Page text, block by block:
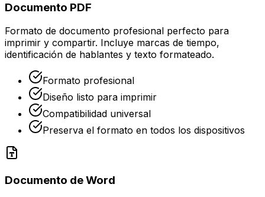
Documento PDF
Formato de documento profesional perfecto para
imprimir y compartir. Incluye marcas de tiempo,
identificación de hablantes y texto formateado.
Formato profesional
Diseño listo para imprimir
Compatibilidad universal
Preserva el formato en todos los dispositivos
Documento de Word